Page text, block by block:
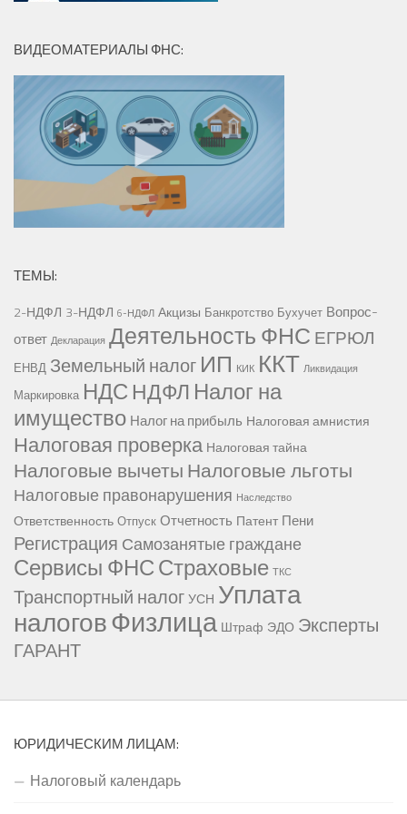
ВИДЕОМАТЕРИАЛЫ ФНС:
ТЕМЫ:
2-НДФЛ 3-НДФЛ 6-НДФЛ Акцизы Банкротство Бухучет Вопрос-
ответ Декларация Деятельность ФНС ЕГРЮЛ
ЕНВД Земельный налог ИП КИК ККТ Ликвидация
Маркировка НДС НДФЛ Налог на
имущество Налог на прибыль Налоговая амнистия
Налоговая проверка Налоговая тайна
Налоговые вычетыНалоговые льготы
Налоговые правонарушения Наследство
Ответственность Отпуск Отчетность Патент Пени
Регистрация Самозанятые граждане
Сервисы ФНССтраховые ТКС
Транспортный налогУСН Уплата
налоговФизлица Штраф ЭДО Эксперты
ГАРАНТ
ЮРИДИЧЕСКИМ ЛИЦАМ:
Налоговый календарь